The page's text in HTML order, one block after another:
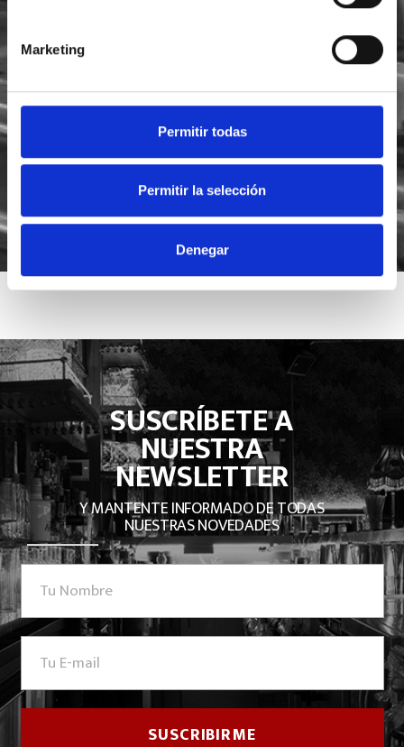
Marketing
Permitir todas
Permitir la selección
Denegar
He leído y acepto la
Acepto recibir novedades deFoodsat
SUSCRÍBETE A
NUESTRA
NEWSLETTER
Y MANTENTE INFORMADO DE TODAS
NUESTRAS NOVEDADES